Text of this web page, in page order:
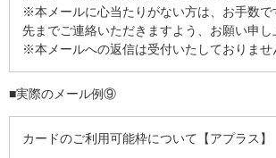
※本メールに心当たりがない方は、お手数で
先までご連絡いただきますよう、お願い申し
※本メールへの返信は受付いたしておりませ
■実際のメール例⑨
カードのご利用可能枠について【アプラス】